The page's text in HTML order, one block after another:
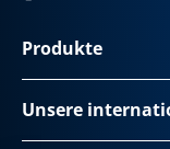
Produkte
Unsere